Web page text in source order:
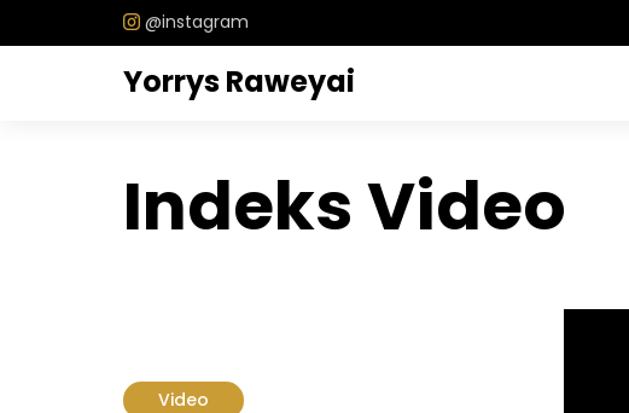
@instagram
Yorrys Raweyai
Indeks Video
Video